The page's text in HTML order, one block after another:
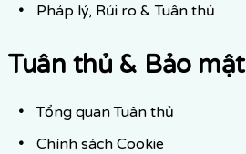
Pháp lý, Rủi ro & Tuân thủ
Tuân thủ & Bảo mật
Tổng quan Tuân thủ
Chính sách Cookie